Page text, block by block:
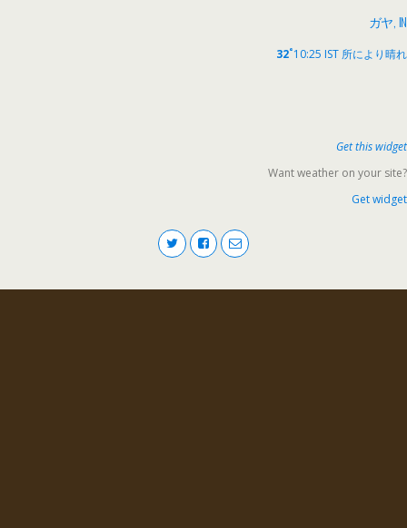
ガヤ, IN
32°10:25 IST 所により晴れ
Get this widget
Want weather on your site?
Get widget